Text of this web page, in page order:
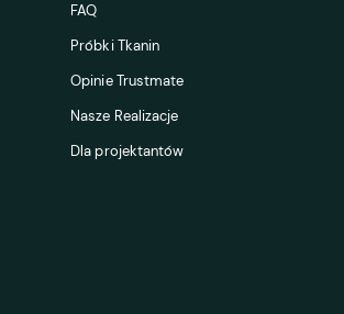
FAQ
Próbki Tkanin
Opinie Trustmate
Nasze Realizacje
Dla projektantów